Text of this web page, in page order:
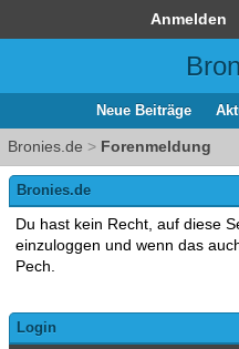
Anmelden
Neue Beiträge
Bronies.de > Forenmeldung
Bronies.de
Du hast kein Recht, auf diese
einzuloggen und wenn das
Pech.
Login